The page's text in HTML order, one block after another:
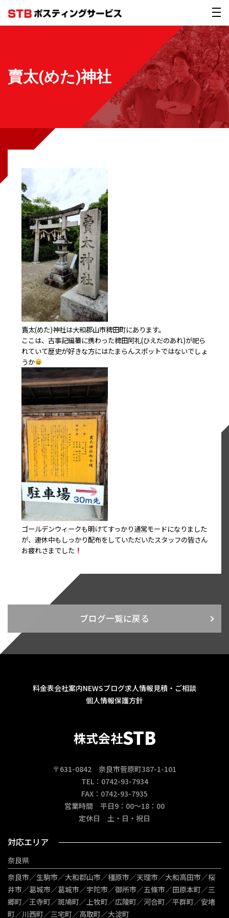
賣太(めた)神社
賣太(めた)神社は大和郡山市稗田町にあります。
ここは、古事記編纂に携わった稗田阿礼(ひえだのあれ)が祀ら
れていて歴史が好きな方にはたまらんスポットではないでしょ
うか
ゴールデンウィークも明けてすっかり通常モードになりました
が、連休中もしっかり配布をしていただいたスタッフの皆さん
お疲れさまでした
ブログ一覧に戻る
株式会社STB
〒631-0842 奈良市菅原町387-1-101
TEL：0742-93-7934
FAX：0742-93-7935
営業時間 平日9：00～18：00
定休日 土・日・祝日
料金表会社案内NEWSブログ求人情報見積・ご相談
個人情報保護方針
対応エリア
奈良県
奈良市／生駒市／大和郡山市／橿原市／天理市／大和高田市／桜
井市／葛城市／葛城市／宇陀市／御所市／五條市／田原本町／三
郷町／王寺町／斑鳩町／上牧町／広陵町／河合町／平群町／安堵
町／川西町／三宅町／高取町／大淀町